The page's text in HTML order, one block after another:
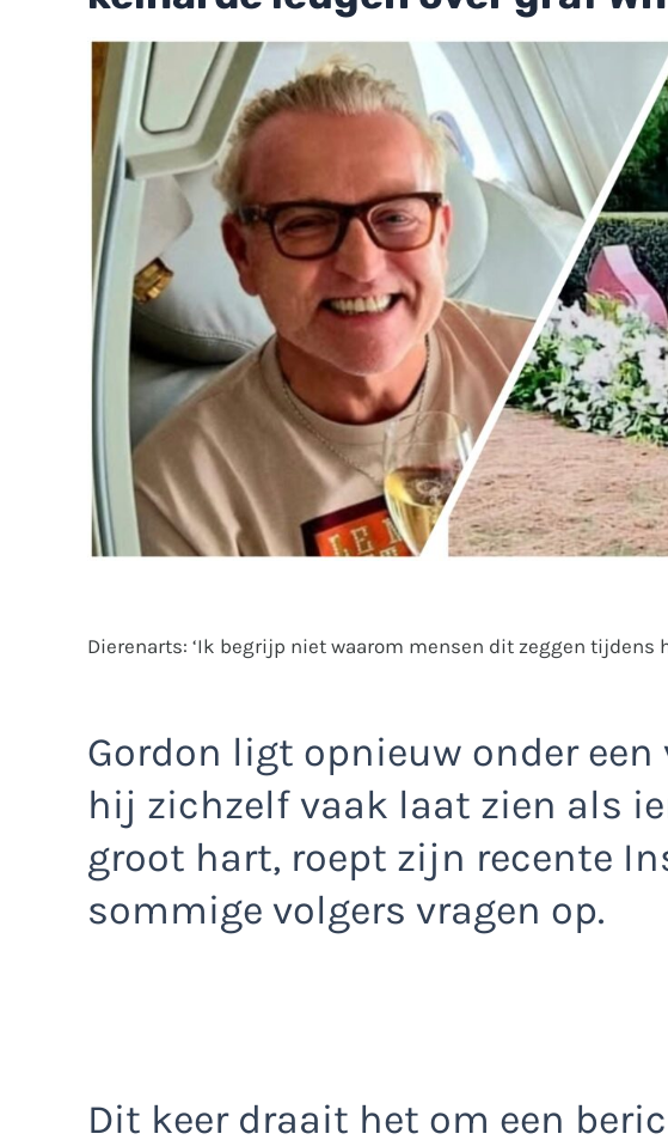
Dierenarts: ‘Ik begrijp niet waarom mensen dit zeggen tijdens
Gordon ligt opnieuw onder een
hij zichzelf vaak laat zien als
groot hart, roept zijn recente
sommige volgers vragen op.
Dit keer draait het om een